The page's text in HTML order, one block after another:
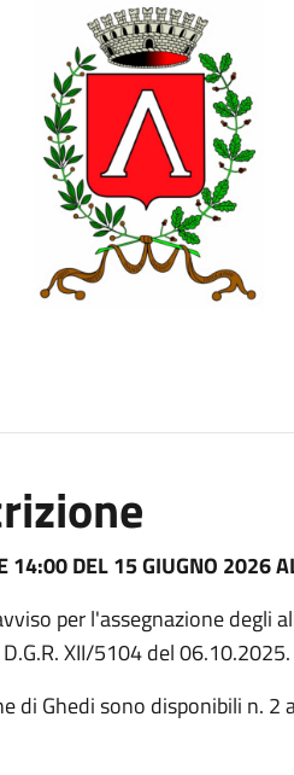
14:00 DEL 15 GIUGNO 2026
per l'assegnazione degli
XII/5104 del 06.10.2025.
di Ghedi sono disponibili n.